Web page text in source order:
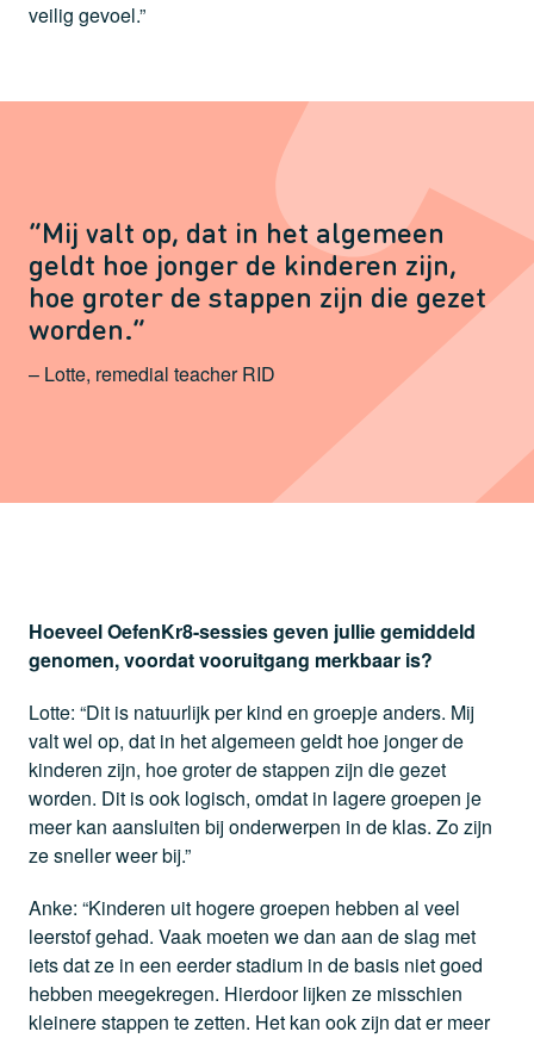
veilig gevoel.”
“Mij valt op, dat in het algemeen
geldt hoe jonger de kinderen zijn,
hoe groter de stappen zijn die gezet
worden.”
– Lotte, remedial teacher RID
Hoeveel OefenKr8-sessies geven jullie gemiddeld
genomen, voordat vooruitgang merkbaar is?
Lotte: “Dit is natuurlijk per kind en groepje anders. Mij
valt wel op, dat in het algemeen geldt hoe jonger de
kinderen zijn, hoe groter de stappen zijn die gezet
worden. Dit is ook logisch, omdat in lagere groepen je
meer kan aansluiten bij onderwerpen in de klas. Zo zijn
ze sneller weer bij.”
Anke: “Kinderen uit hogere groepen hebben al veel
leerstof gehad. Vaak moeten we dan aan de slag met
iets dat ze in een eerder stadium in de basis niet goed
hebben meegekregen. Hierdoor lijken ze misschien
kleinere stappen te zetten. Het kan ook zijn dat er meer